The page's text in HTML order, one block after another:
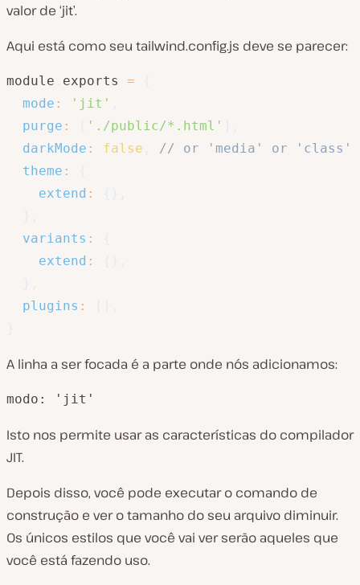
valor de ‘jit’.
Aqui está como seu tailwind.config.js deve se parecer:
module exports =
mode : 'jit'
purge : './public/*.html'
darkMode : false
// or 'media' or 'class'
theme :
extend :
variants :
extend :
plugins :
A linha a ser focada é a parte onde nós adicionamos:
Isto nos permite usar as características do compilador
JIT.
Depois disso, você pode executar o comando de
construção e ver o tamanho do seu arquivo diminuir.
Os únicos estilos que você vai ver serão aqueles que
você está fazendo uso.